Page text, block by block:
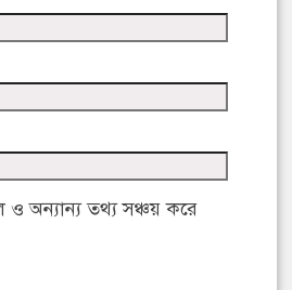
অন্যান্য তথ্য সঞ্চয় করে